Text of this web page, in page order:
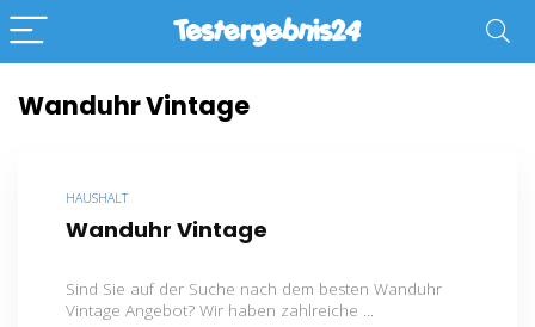
Wanduhr Vintage
HAUSHALT
Wanduhr Vintage
Sind Sie auf der Suche nach dem besten Wanduhr
Vintage Angebot? Wir haben zahlreiche ...